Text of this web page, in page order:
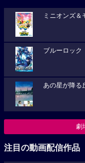
ミニオンズ＆
ブルーロック
あの星が降る
劇
注目の動画配信作品